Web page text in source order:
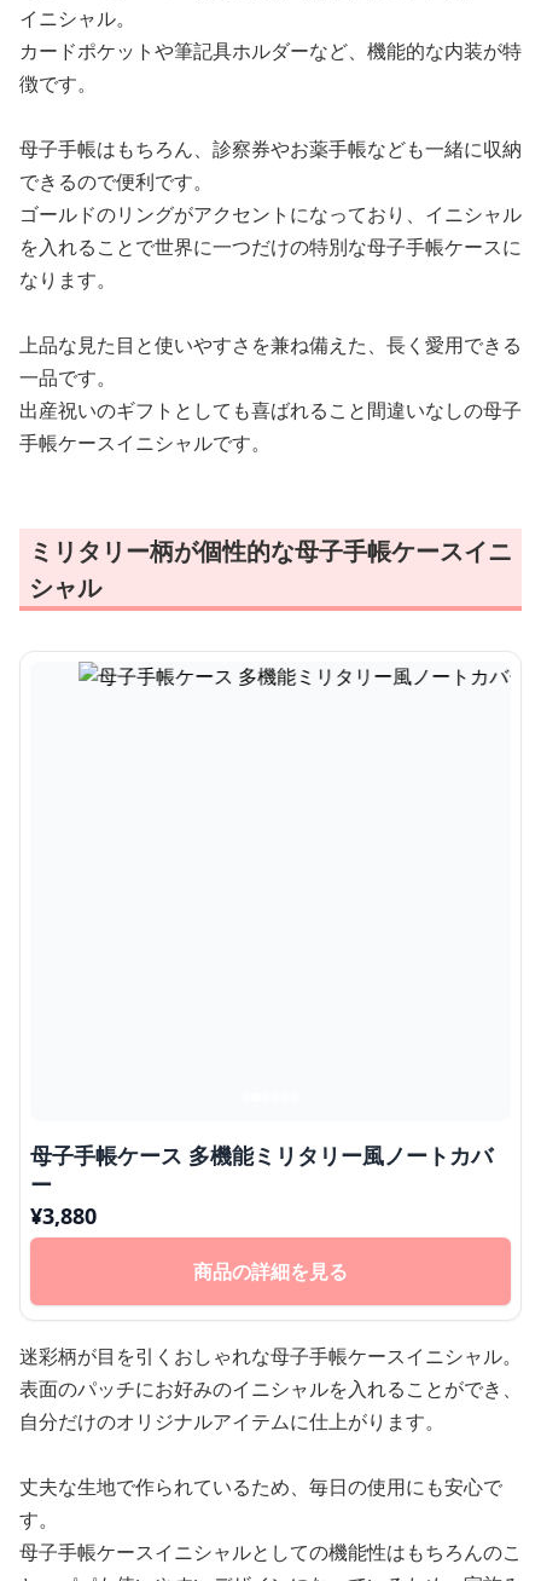
イニシャル。
カードポケットや筆記具ホルダーなど、機能的な内装が特
徴です。
母子手帳はもちろん、診察券やお薬手帳なども一緒に収納
できるので便利です。
ゴールドのリングがアクセントになっており、イニシャル
を入れることで世界に一つだけの特別な母子手帳ケースに
なります。
上品な見た目と使いやすさを兼ね備えた、長く愛用できる
一品です。
出産祝いのギフトとしても喜ばれること間違いなしの母子
手帳ケースイニシャルです。
ミリタリー柄が個性的な母子手帳ケースイニ
シャル
母子手帳ケース 多機能ミリタリー風ノートカバ
ー
¥3,880
商品の詳細を見る
迷彩柄が目を引くおしゃれな母子手帳ケースイニシャル。
表面のパッチにお好みのイニシャルを入れることができ、
自分だけのオリジナルアイテムに仕上がります。
丈夫な生地で作られているため、毎日の使用にも安心で
す。
母子手帳ケースイニシャルとしての機能性はもちろんのこ